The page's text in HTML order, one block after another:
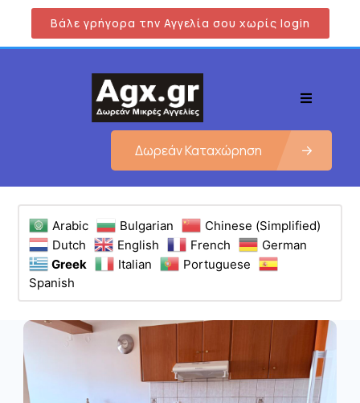
Βάλε γρήγορα την Αγγελία σου χωρίς login
Δωρεάν Καταχώρηση
Arabic Bulgarian
Chinese (Simplified)
Dutch
English French
German
Greek
Italian
Portuguese
Spanish